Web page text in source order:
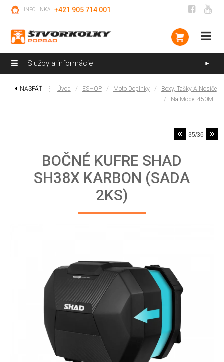
INFOLINKA +421 905 714 001
Služby a informácie ►
NASPÄŤ ⋮ Úvod / ESHOP / Moto Doplnky /
Boxy, Tašky A Nosiče
/
Na Model 450MT
35/36
BOČNÉ KUFRE SHAD
SH38X KARBON (SADA
2KS)